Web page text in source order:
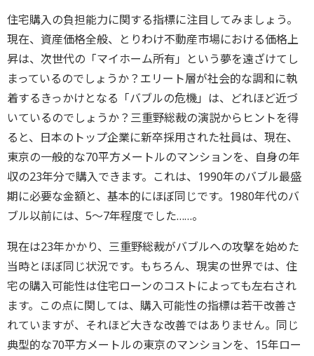
住宅購入の負担能力に関する指標に注目してみましょう。
現在、資産価格全般、とりわけ不動産市場における価格上
昇は、次世代の「マイホーム所有」という夢を遠ざけてし
まっているのでしょうか？エリート層が社会的な調和に執
着するきっかけとなる「バブルの危機」は、どれほど近づ
いているのでしょうか？三重野総裁の演説からヒントを得
ると、日本のトップ企業に新卒採用された社員は、現在、
東京の一般的な70平方メートルのマンションを、自身の年
収の23年分で購入できます。これは、1990年のバブル最盛
期に必要な金額と、基本的にほぼ同じです。1980年代のバ
ブル以前には、5～7年程度でした……。
現在は23年かかり、三重野総裁がバブルへの攻撃を始めた
当時とほぼ同じ状況です。もちろん、現実の世界では、住
宅の購入可能性は住宅ローンのコストによっても左右され
ます。この点に関しては、購入可能性の指標は若干改善さ
れていますが、それほど大きな改善ではありません。同じ
典型的な70平方メートルの東京のマンションを、15年ロー